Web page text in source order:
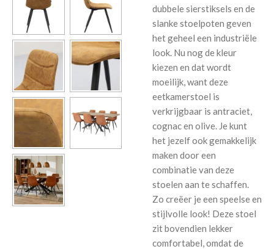
dubbele sierstiksels en de
slanke stoelpoten geven
het geheel een industriële
look. Nu nog de kleur
kiezen en dat wordt
moeilijk, want deze
eetkamerstoel is
verkrijgbaar is antraciet,
cognac en olive. Je kunt
het jezelf ook gemakkelijk
maken door een
combinatie van deze
stoelen aan te schaffen.
Zo creëer je een speelse en
stijlvolle look! Deze stoel
zit bovendien lekker
comfortabel, omdat de